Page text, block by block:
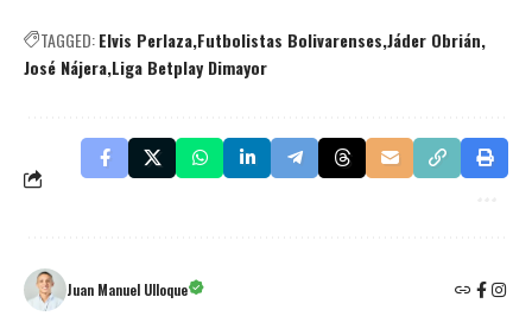
TAGGED:Elvis Perlaza Futbolistas Bolivarenses Jáder Obrián
José Nájera Liga Betplay Dimayor
Juan Manuel Ulloque